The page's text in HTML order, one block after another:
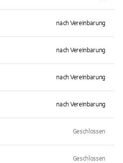
nach Vereinbarung
nach Vereinbarung
nach Vereinbarung
nach Vereinbarung
Geschlossen
Geschlossen